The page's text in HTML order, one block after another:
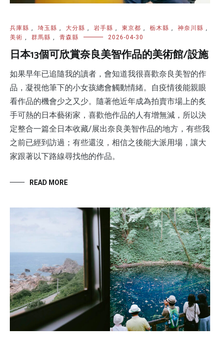
兵庫縣 , 埼玉縣 , 大分縣 , 岩手縣 , 東京都 , 栃木縣 , 神奈川縣 ,
美術 , 群馬縣 , 青森縣 2026-04-30
日本13個可欣賞奈良美智作品的美術館/設施
如果早年已追隨我的讀者，會知道我很喜歡奈良美智的作
品，凝視他筆下的小女孩總會觸動情緒。自疫情後能親眼
看作品的機會少之又少。隨著他近年成為拍賣市場上的炙
手可熱的日本藝術家，喜歡他作品的人有增無減，所以決
定整合一篇全日本收藏/展出奈良美智作品的地方，有些我
之前已經到訪過；有些還沒，相信之後能大派用場，讓大
家跟著以下路線尋找他的作品。
READ MORE